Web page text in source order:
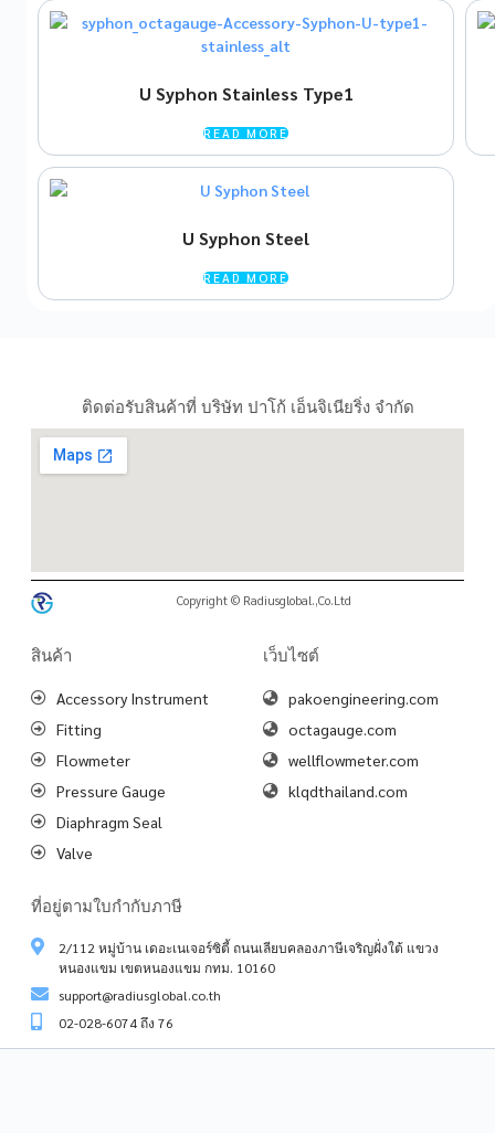
U Syphon Stainless Type1
READ MORE
U Syphon Steel
READ MORE
ติดต่อรับสินค้าที่ บริษัท ปาโก้ เอ็นจิเนียริ่ง จำกัด
Copyright © Radiusglobal.,Co.Ltd
สินค้า
Accessory Instrument
Fitting
Flowmeter
Pressure Gauge
Diaphragm Seal
Valve
เว็บไซต์
pakoengineering.com
octagauge.com
wellflowmeter.com
klqdthailand.com
ที่อยู่ตามใบกำกับภาษี
2/112 หมู่บ้าน เดอะเนเจอร์ซิตี้ ถนนเลียบคลองภาษีเจริญฝั่งใต้ แขวง
หนองแขม เขตหนองแขม กทม. 10160
support@radiusglobal.co.th
02-028-6074 ถึง 76